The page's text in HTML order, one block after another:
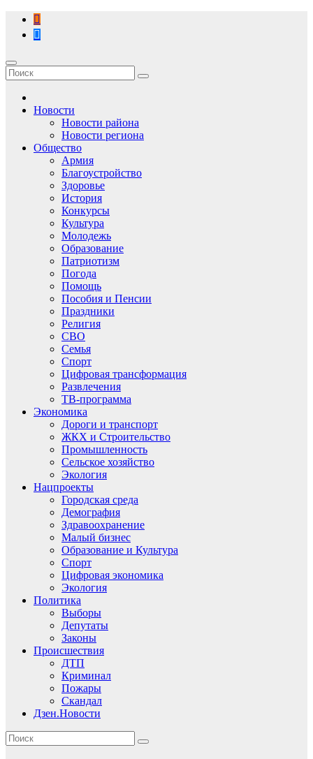
Перейти
содержимому
Новости
Новости района
Новости региона
Общество
Армия
Благоустройство
Здоровье
История
Конкурсы
Культура
Молодежь
Образование
Патриотизм
Погода
Помощь
Пособия и Пенсии
Праздники
Религия
СВО
Семья
Спорт
Цифровая трансформация
Развлечения
ТВ-программа
Экономика
Дороги и транспорт
ЖКХ и Строительство
Промышленность
Сельское хозяйство
Экология
Нацпроекты
Городская среда
Демография
Здравоохранение
Малый бизнес
Образование и Культура
Спорт
Цифровая экономика
Экология
Политика
Выборы
Депутаты
Законы
Происшествия
ДТП
Криминал
Пожары
Скандал
Дзен.Новости